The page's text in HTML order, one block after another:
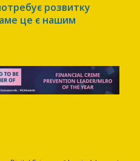
розвитку
це є нашим